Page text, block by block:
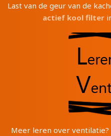
Last van de geur van de
actief kool filter
Meer leren over ventilatie?